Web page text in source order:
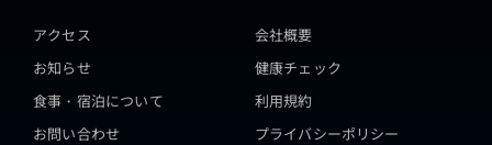
アクセス
お知らせ
食事・宿泊について
お問い合わせ
会社概要
健康チェック
利用規約
プライバシーポリシー